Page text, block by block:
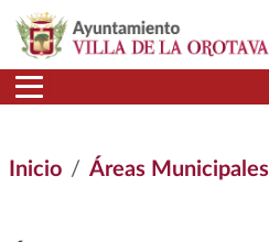
Pasar al contenido principal
Inicio Áreas Municipales